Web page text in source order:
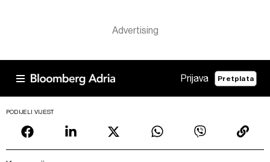
Prijava Pretplata
PODIJELI VIJEST